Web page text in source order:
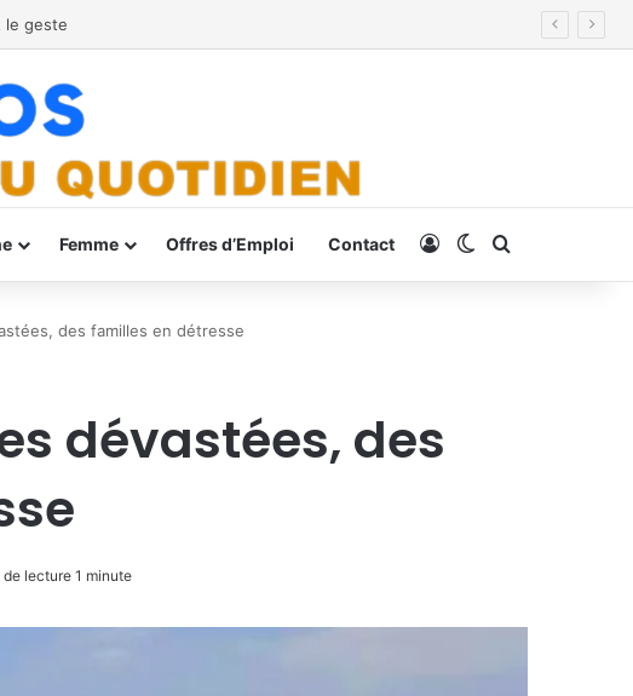
Femme Offres d’Emploi Contact ConnexionSwitch skin
des familles en détresse
dévastées, des
de lecture 1 minute